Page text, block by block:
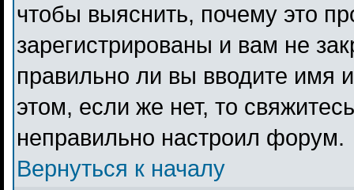
чтобы выяснить, почему это
зарегистрированы и вам не
правильно ли вы вводите имя
этом, если же нет, то
неправильно настроил форум.
Вернуться к началу